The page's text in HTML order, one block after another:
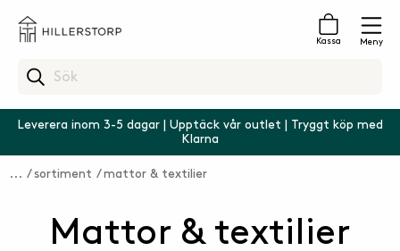
Kassa Meny
Leverera inom 3-5 dagar | Upptäck vår outlet | Tryggt köp med
Klarna
sortiment mattor & textilier
Mattor & textilier